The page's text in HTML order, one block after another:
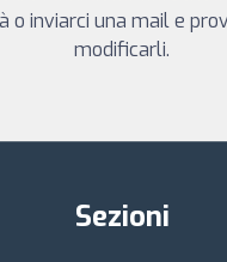
o inviarci una mail e
modificarli.
Sezioni